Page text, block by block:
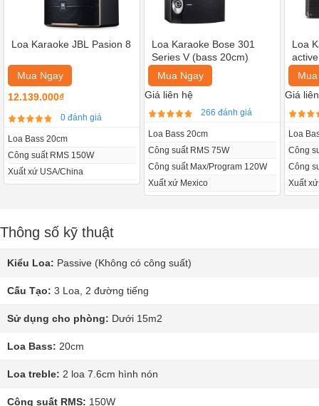
Loa Karaoke JBL Pasion 8
Mua Ngay
12.139.000₫
0 đánh giá
Loa Bass 20cm
Công suất RMS 150W
Xuất xứ USA/China
Loa Karaoke Bose 301
Series V (bass 20cm)
Mua Ngay
Giá liên hệ
266 đánh giá
Loa Bass 20cm
Công suất RMS 75W
Công suất Max/Program 120W
Xuất xứ Mexico
Loa
Giá
Loa
Công
Công
Xuất
Thông số kỹ thuật
Kiểu Loa: Passive (Không có công suất)
Cấu Tạo: 3 Loa, 2 đường tiếng
Sử dụng cho phòng: Dưới 15m2
Loa Bass: 20cm
Loa treble: 2 loa 7.6cm hình nón
Công suất RMS: 150W